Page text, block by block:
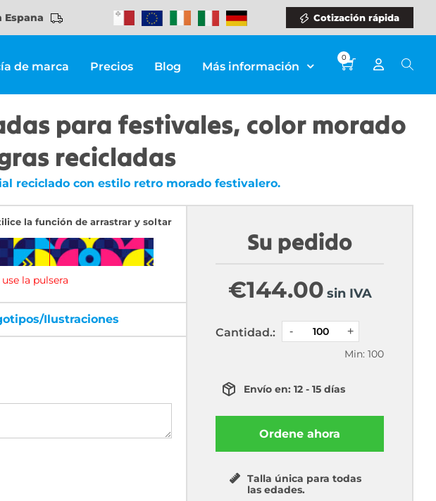
Espana Cotización rápida
de marca Precios Blog Más información
0
para festivales, color morado
recicladas
reciclado con estilo retro morado festivalero.
la función de arrastrar y soltar
la pulsera
ilustraciones
Su pedido
€144.00 sin IVA
Cantidad.:
Min: 100
Envío en: 12 - 15 días
Ordene ahora
Talla única para todas
las edades.